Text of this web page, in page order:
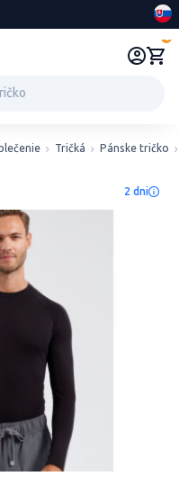
Tričká Pánske tričko
2 dni